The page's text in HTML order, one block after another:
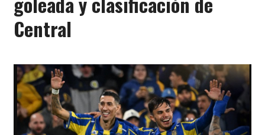
Central